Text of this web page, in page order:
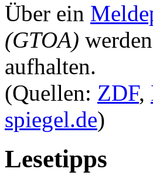
Über ein
(GTOA)
aufhalten.
(Quellen: ZDF,
spiegel.de)
Lesetipps